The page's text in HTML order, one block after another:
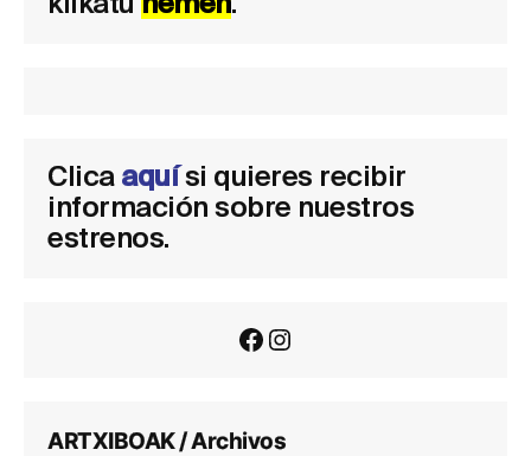
Clica aquísi quieres recibir
información sobre nuestros
estrenos.
Facebook
Instagram
ARTXIBOAK / Archivos